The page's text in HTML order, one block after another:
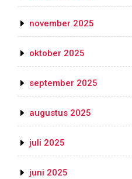
november 2025
oktober 2025
september 2025
augustus 2025
juli 2025
juni 2025